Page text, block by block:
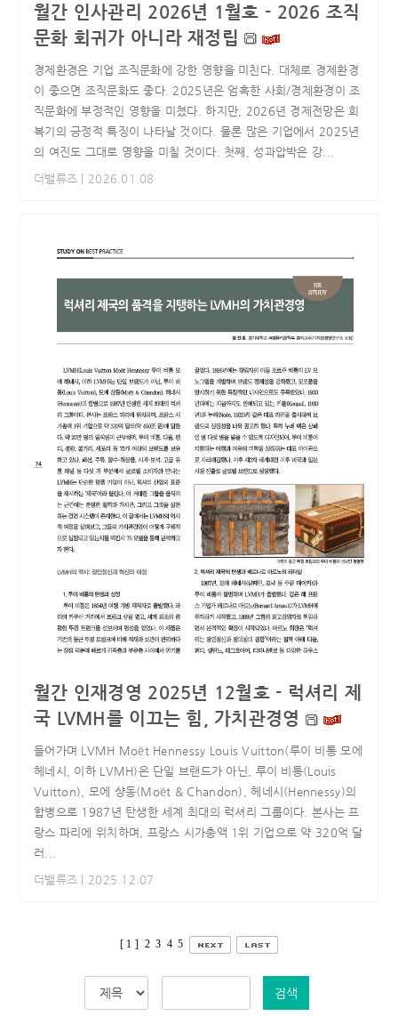
월간 인사관리 2026년 1월호 - 2026 조직
문화 회귀가 아니라 재정립
경제환경은 기업 조직문화에 강한 영향을 미친다. 대체로 경제환경
이 좋으면 조직문화도 좋다. 2025년은 엄혹한 사회/경제환경이 조
직문화에 부정적인 영향을 미쳤다. 하지만, 2026년 경제전망은 회
복기의 긍정적 특징이 나타날 것이다. 물론 많은 기업에서 2025년
의 여진도 그대로 영향을 미칠 것이다. 첫째, 성과압박은 강...
더밸류즈 | 2026.01.08
월간 인재경영 2025년 12월호 - 럭셔리 제
국 LVMH를 이끄는 힘, 가치관경영
들어가며 LVMH Moët Hennessy Louis Vuitton(루이 비통 모에
헤네시, 이하 LVMH)은 단일 브랜드가 아닌, 루이 비통(Louis
Vuitton), 모에 샹동(Moët & Chandon), 헤네시(Hennessy)의
합병으로 1987년 탄생한 세계 최대의 럭셔리 그룹이다. 본사는 프
랑스 파리에 위치하며, 프랑스 시가총액 1위 기업으로 약 320억 달
러...
더밸류즈 | 2025.12.07
[ 1 ] 2 3 4 5
검색